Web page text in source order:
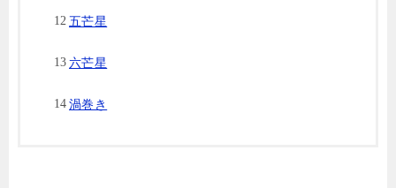
五芒星
六芒星
渦巻き